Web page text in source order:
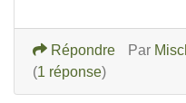
Par
Répondre
(1 réponse)